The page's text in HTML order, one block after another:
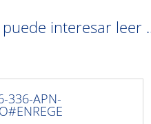
interesar leer
336-APN-